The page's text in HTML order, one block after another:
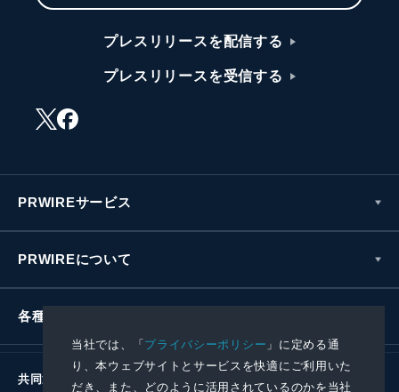
当社では、「プライバシーポリシー 」に定める通
り、本ウェブサイトとサービスを快適にご利用いた
だき、また、どのように活用されているのかを当社
プレスリリースを配信する
プレスリリースを受信する
PRWIREサービス
PRWIREについて
各種お問い合わせ
共同通信社グループ